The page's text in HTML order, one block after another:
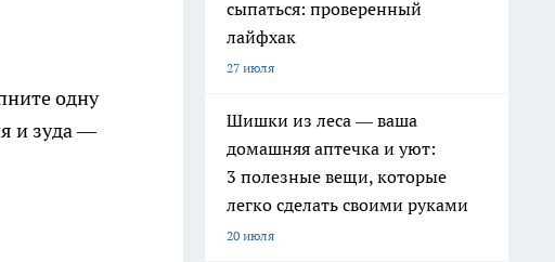
одну
и зуда —
сыпаться: проверенный
лайфхак
27 июля
Шишки из леса — ваша
домашняя аптечка и уют:
3 полезные вещи, которые
легко сделать своими руками
20 июля